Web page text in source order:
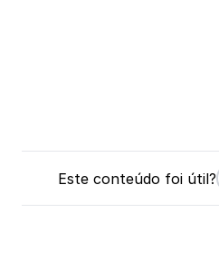
Este conteúdo foi útil?